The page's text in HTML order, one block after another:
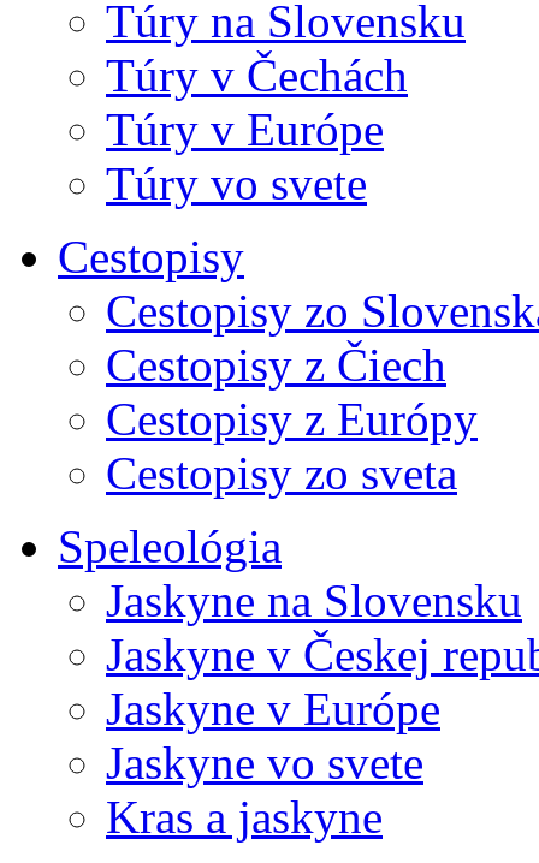
Túry na Slovensku
Túry v Čechách
Túry v Európe
Túry vo svete
Cestopisy
Cestopisy zo
Cestopisy z Čiech
Cestopisy z Európy
Cestopisy zo sveta
Speleológia
Jaskyne na Slovensku
Jaskyne v Českej
Jaskyne v Európe
Jaskyne vo svete
Kras a jaskyne